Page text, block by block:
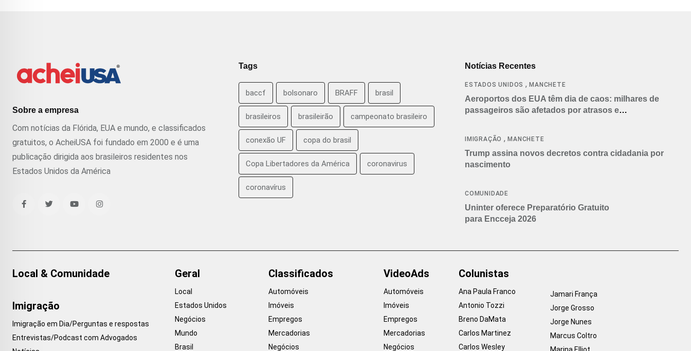
Sobre a empresa
Com notícias da Flórida, EUA e mundo, e classificados
gratuitos, o AcheiUSA foi fundado em 2000 e é uma
publicação dirigida aos brasileiros residentes nos
Estados Unidos da América
Tags
baccf bolsonaro BRAFF brasil
brasileiros brasileirão campeonato brasileiro
conexão UF copa do brasil
Copa Libertadores da América coronavirus
coronavírus
Notícias Recentes
ESTADOS UNIDOS ,MANCHETE
Aeroportos dos EUA têm dia de caos: milhares de
passageiros são afetados por atrasos e
IMIGRAÇÃO ,MANCHETE
Trump assina novos decretos contra cidadania por
nascimento
COMUNIDADE
Uninter oferece Preparatório Gratuito
para Encceja 2026
Local & Comunidade
Imigração
Imigração em Dia/Perguntas e respostas
Entrevistas/Podcast com Advogados
Geral
Local
Estados Unidos
Negócios
Mundo
Brasil
Classificados
Automóveis
Imóveis
Empregos
Mercadorias
Negócios
VideoAds
Automóveis
Imóveis
Empregos
Mercadorias
Negócios
Colunistas
Ana Paula Franco
Antonio Tozzi
Breno DaMata
Carlos Martinez
Carlos Wesley
Jamari França
Jorge Grosso
Jorge Nunes
Marcus Coltro